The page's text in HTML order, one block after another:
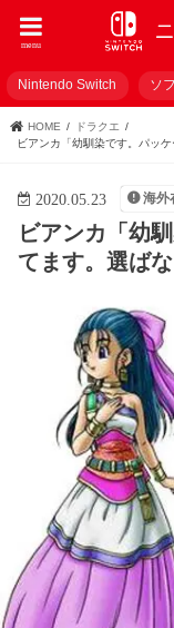
menu
Nintendo Switch ソ
HOME
ドラクエ
ビアンカ「幼馴染です。パッ
2020.05.23 海外
ビアンカ「幼
てます。選ば